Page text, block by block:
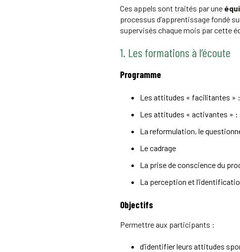
Ces appels sont traités par une
processus d’apprentissage fondé
supervisés chaque mois par cette
1. Les formations à l’écoute
Programme
Les attitudes « facilitantes »
Les attitudes « activantes »
La reformulation, le
Le cadrage
La prise de conscience du
La perception et
Objectifs
Permettre aux participants :
d’identifier leurs attitudes